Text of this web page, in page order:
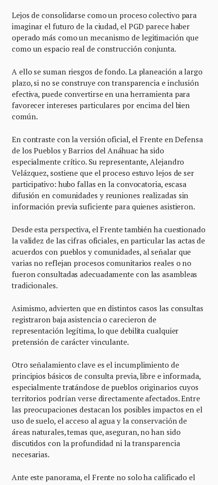
Lejos de consolidarse como un proceso colectivo para
imaginar el futuro de la ciudad, el PGD parece haber
operado más como un mecanismo de legitimación que
como un espacio real de construcción conjunta.
A ello se suman riesgos de fondo. La planeación a largo
plazo, si no se construye con transparencia e inclusión
efectiva, puede convertirse en una herramienta para
favorecer intereses particulares por encima del bien
común.
En contraste con la versión oficial, el Frente en Defensa
de los Pueblos y Barrios del Anáhuac ha sido
especialmente crítico. Su representante, Alejandro
Velázquez, sostiene que el proceso estuvo lejos de ser
participativo: hubo fallas en la convocatoria, escasa
difusión en comunidades y reuniones realizadas sin
información previa suficiente para quienes asistieron.
Desde esta perspectiva, el Frente también ha cuestionado
la validez de las cifras oficiales, en particular las actas de
acuerdos con pueblos y comunidades, al señalar que
varias no reflejan procesos comunitarios reales o no
fueron consultadas adecuadamente con las asambleas
tradicionales.
Asimismo, advierten que en distintos casos las consultas
registraron baja asistencia o carecieron de
representación legítima, lo que debilita cualquier
pretensión de carácter vinculante.
Otro señalamiento clave es el incumplimiento de
principios básicos de consulta previa, libre e informada,
especialmente tratándose de pueblos originarios cuyos
territorios podrían verse directamente afectados. Entre
las preocupaciones destacan los posibles impactos en el
uso de suelo, el acceso al agua y la conservación de
áreas naturales, temas que, aseguran, no han sido
discutidos con la profundidad ni la transparencia
necesarias.
Ante este panorama, el Frente no solo ha calificado el